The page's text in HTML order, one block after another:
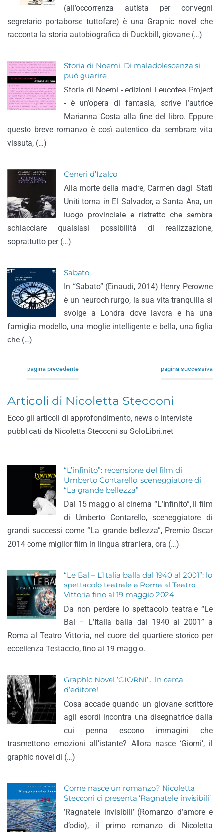
(all’occorrenza autista per convegni
segretario portaborse tuttofare) è una Graphic novel che
racconta la storia autobiografica di Duckbill, giovane (…)
Storia di Noemi. Di maladolescenza si
può guarire
Storia di Noemi - edizioni Leucotea Project
- è un’opera di fantasia, scrive l’autrice
Marianna Costa alla fine del libro. Eppure
questo breve romanzo è così autentico da sembrare vita
vissuta, (…)
Ceneri d’Izalco
Alla morte della madre, Carmen dagli Stati
Uniti torna in El Salvador, a Santa Ana, un
luogo provinciale e ristretto che sembra
schiacciare qualsiasi possibilità di realizzazione,
soprattutto per (…)
Sabato
In “Sabato” (Einaudi, 2014) Henry Perowne
è un neurochirurgo, la sua vita tranquilla si
svolge a Londra dove lavora e ha una
famiglia modello, una moglie intelligente e bella, una figlia
che (…)
pagina precedente pagina successiva
Articoli di Nicoletta Stecconi
Ecco gli articoli di approfondimento, news o interviste
pubblicati da Nicoletta Stecconi su SoloLibri.net
“L’infinito”: recensione del film di
Umberto Contarello, sceneggiatore di
“La grande bellezza”
Dal 15 maggio al cinema “L’infinito”, il film
di Umberto Contarello, sceneggiatore di
grandi successi come “La grande bellezza”, Premio Oscar
2014 come miglior film in lingua straniera, ora (…)
“Le Bal – L’Italia balla dal 1940 al 2001”: lo
spettacolo teatrale a Roma al Teatro
Vittoria fino al 19 maggio 2024
Da non perdere lo spettacolo teatrale “Le
Bal – L’Italia balla dal 1940 al 2001” a
Roma al Teatro Vittoria, nel cuore del quartiere storico per
eccellenza Testaccio, fino al 19 maggio.
Graphic Novel ’GIORNI’... in cerca
d’editore!
Cosa accade quando un giovane scrittore
agli esordi incontra una disegnatrice dalla
cui penna escono immagini che
trasmettono emozioni all’istante? Allora nasce ‘Giorni’, il
graphic novel di (…)
Come nasce un romanzo? Nicoletta
Stecconi ci presenta ‘Ragnatele invisibili’
’Ragnatele invisibili’ (Romanzo d’amore e
d’odio), il primo romanzo di Nicoletta